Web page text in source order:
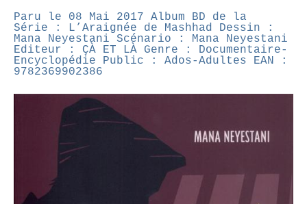
Paru le 08 Mai 2017 Album BD de la
Série : L’Araignée de Mashhad Dessin :
Mana Neyestani Scénario : Mana Neyestani
Editeur : ÇÀ ET LÀ Genre : Documentaire-
Encyclopédie Public : Ados-Adultes EAN :
9782369902386